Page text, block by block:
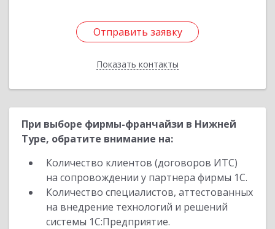
Отправить заявку
Показать контакты
Отправить заявку
Назад
При выборе фирмы-франчайзи в Нижней
Туре, обратите внимание на:
Количество клиентов (договоров ИТС)
на сопровождении у партнера фирмы 1С.
Количество специалистов, аттестованных
на внедрение технологий и решений
системы 1С:Предприятие.